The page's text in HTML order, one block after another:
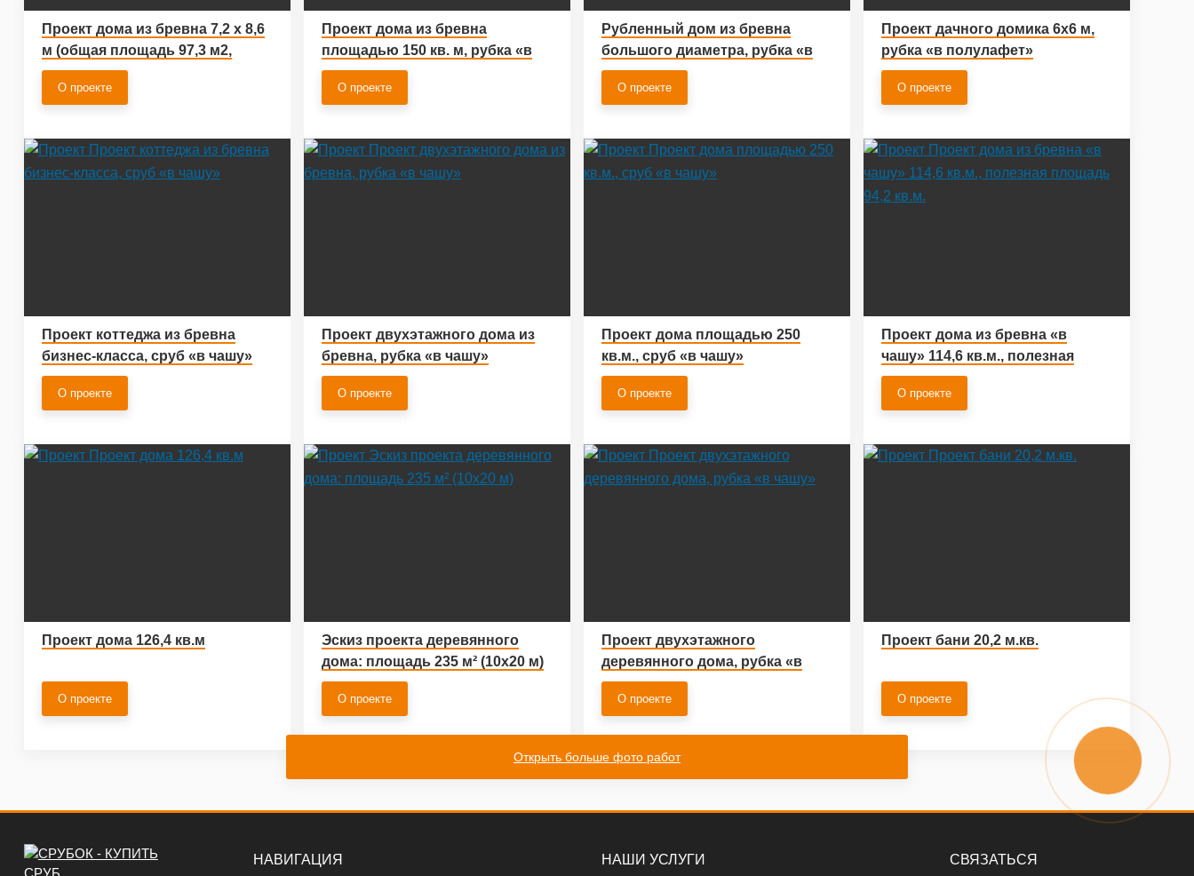
Проект дома из бревна 7,2 x 8,6
м (общая площадь 97,3 м2,
жилая 69,5 м2)
О проекте
Проект дома из бревна
площадью 150 кв. м, рубка «в
полулафет»
О проекте
Рубленный дом из бревна
большого диаметра, рубка «в
чашу»
О проекте
Проект дачного домика 6х6 м,
рубка «в полулафет»
О проекте
Проект коттеджа из бревна
бизнес-класса, сруб «в чашу»
О проекте
Проект двухэтажного дома из
бревна, рубка «в чашу»
О проекте
Проект дома площадью 250
кв.м., сруб «в чашу»
О проекте
Проект дома из бревна «в
чашу» 114,6 кв.м., полезная
площадь 94,2 кв.м.
О проекте
Проект дома 126,4 кв.м
О проекте
Эскиз проекта деревянного
дома: площадь 235 м² (10х20 м)
О проекте
Проект двухэтажного
деревянного дома, рубка «в
чашу»
О проекте
Проект бани 20,2 м.кв.
О проекте
Открыть больше фото работ
НАВИГАЦИЯ НАШИ УСЛУГИ СВЯЗАТЬСЯ